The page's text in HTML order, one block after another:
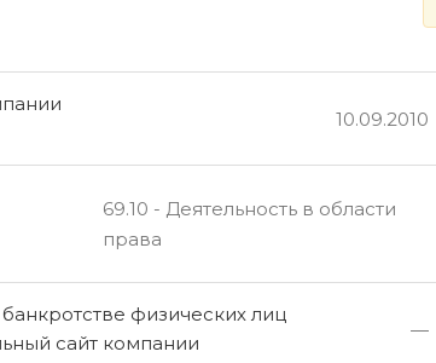
10.09.2010
69.10 - Деятельность в области
права
физических лиц
сайт компании
—